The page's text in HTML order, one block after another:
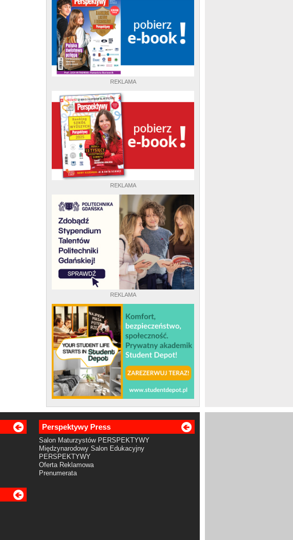
REKLAMA
REKLAMA
REKLAMA
Perspektywy Press
Salon Maturzystów PERSPEKTYWY
Międzynarodowy Salon Edukacyjny
PERSPEKTYWY
Oferta Reklamowa
Prenumerata